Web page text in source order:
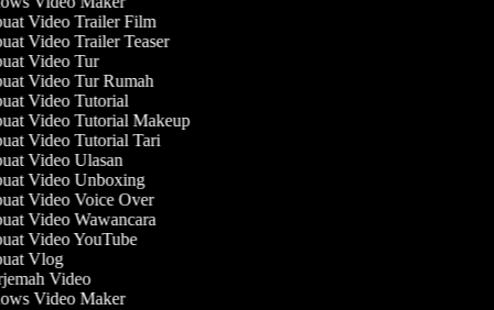
Video Trailer Film
Video Trailer Teaser
Video Tur
Video Tur Rumah
Video Tutorial
Video Tutorial Makeup
Video Tutorial Tari
Video Ulasan
Video Unboxing
Video Voice Over
Video Wawancara
Video YouTube
Vlog
Video
Video Maker